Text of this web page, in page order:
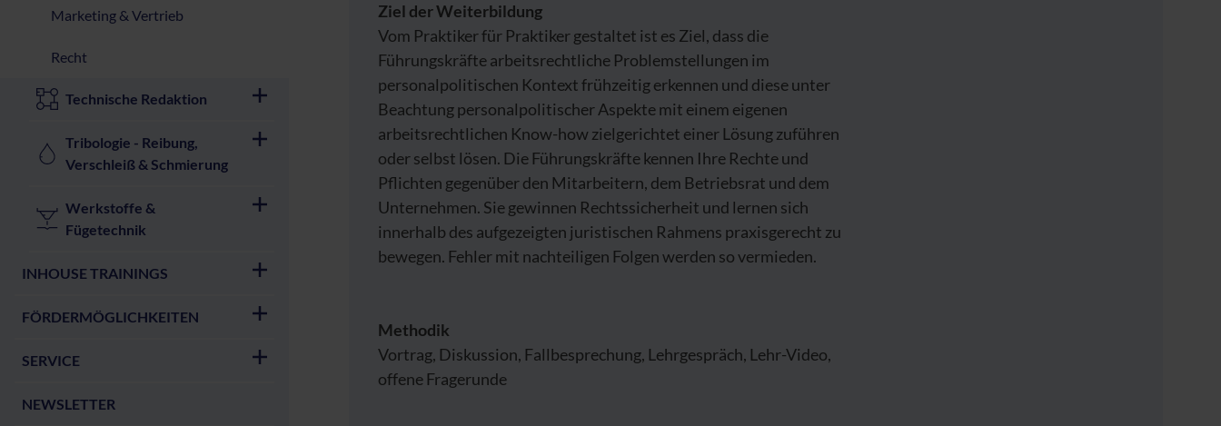
Marketing & Vertrieb
Recht
Technische Redaktion
Tribologie - Reibung,
Verschleiß & Schmierung
Werkstoffe &
Fügetechnik
INHOUSE TRAININGS
FÖRDERMÖGLICHKEITEN
SERVICE
NEWSLETTER
Ziel der Weiterbildung
Vom Praktiker für Praktiker gestaltet ist es Ziel, dass die
Führungskräfte arbeitsrechtliche Problemstellungen im
personalpolitischen Kontext frühzeitig erkennen und diese unter
Beachtung personalpolitischer Aspekte mit einem eigenen
arbeitsrechtlichen Know-how zielgerichtet einer Lösung zuführen
oder selbst lösen. Die Führungskräfte kennen Ihre Rechte und
Pflichten gegenüber den Mitarbeitern, dem Betriebsrat und dem
Unternehmen. Sie gewinnen Rechtssicherheit und lernen sich
innerhalb des aufgezeigten juristischen Rahmens praxisgerecht zu
bewegen. Fehler mit nachteiligen Folgen werden so vermieden.
Methodik
Vortrag, Diskussion, Fallbesprechung, Lehrgespräch, Lehr-Video,
offene Fragerunde